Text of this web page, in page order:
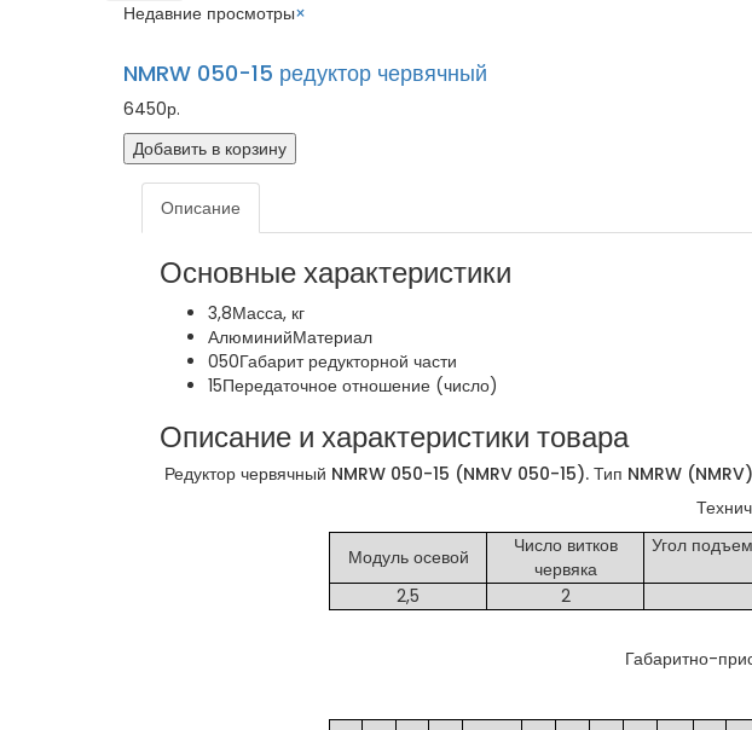
Недавние просмотры×
NMRW 050-15 редуктор червячный
6450р.
Добавить в корзину
Описание
Основные характеристики
3,8Масса, кг
АлюминийМатериал
050Габарит редукторной части
15Передаточное отношение (число)
Описание и характеристики товара
Редуктор червячный NMRW 050-15 (NMRV 050-15). Тип NMRW
Модуль осевой
Число витков
червяка
Угол
2,5
2
Габаритно-